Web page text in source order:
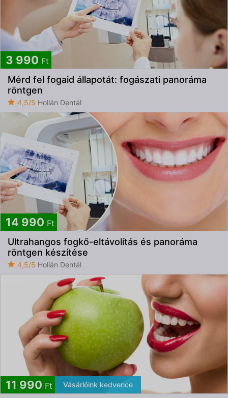
3 990 Ft
Mérd fel fogaid állapotát: fogászati panoráma
röntgen
4,5/5 Hollán Dentál
14 990 Ft
Ultrahangos fogkő-eltávolítás és panoráma
röntgen készítése
4,5/5 Hollán Dentál
11 990 Ft Vásárlóink kedvence